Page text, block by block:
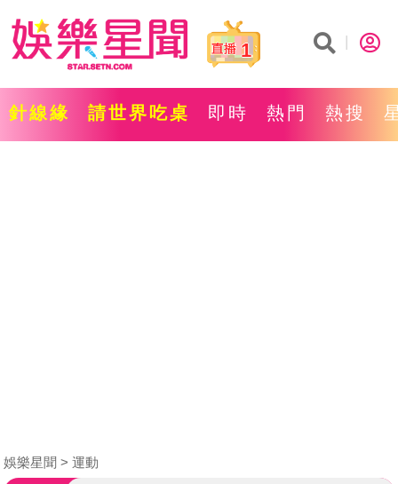
1
針線緣 請世界吃桌 即時 熱門 熱搜
娛樂星聞 運動